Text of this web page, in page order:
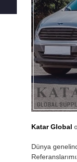
Katar Global
Dünya